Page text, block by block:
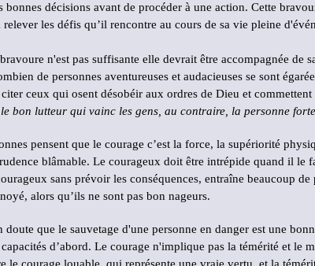
bonnes décisions avant de procéder à une action. Cette
relever les défis qu’il rencontre au cours de sa vie pleine
n'est pas suffisante elle devrait être accompagnée de
de personnes aventureuses et audacieuses se sont
ceux qui osent désobéir aux ordres de Dieu et
bon lutteur qui vainc les gens, au contraire, la personne
pensent que le courage c’est la force, la supériorité
blâmable. Le courageux doit être intrépide quand il le
sans prévoir les conséquences, entraîne beaucoup
alors qu’ils ne sont pas bon nageurs.
que le sauvetage d'une personne en danger est une
d’abord. Le courage n'implique pas la témérité et le